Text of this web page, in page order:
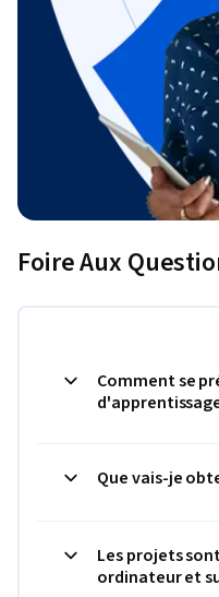
Foire Aux
Comment se
Que vais-je
Les projets
ordinateur et